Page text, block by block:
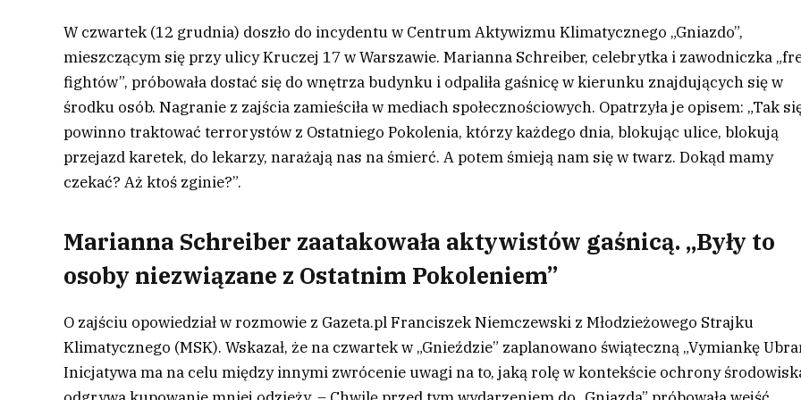
W czwartek (12 grudnia) doszło do incydentu w Centrum Aktywizmu Klimatycznego „Gniazdo”,
mieszczącym się przy ulicy Kruczej 17 w Warszawie. Marianna Schreiber, celebrytka i zawodniczka
fightów”, próbowała dostać się do wnętrza budynku i odpaliła gaśnicę w kierunku znajdujących się w
środku osób. Nagranie z zajścia zamieściła w mediach społecznościowych. Opatrzyła je opisem: „Tak
powinno traktować terrorystów z Ostatniego Pokolenia, którzy każdego dnia, blokując ulice, blokują
przejazd karetek, do lekarzy, narażają nas na śmierć. A potem śmieją nam się w twarz. Dokąd mamy
czekać? Aż ktoś zginie?”.
Marianna Schreiber zaatakowała aktywistów gaśnicą. „Były to
osoby niezwiązane z Ostatnim Pokoleniem”
O zajściu opowiedział w rozmowie z Gazeta.pl Franciszek Niemczewski z Młodzieżowego Strajku
Klimatycznego (MSK). Wskazał, że na czwartek w „Gnieździe” zaplanowano świąteczną „Vymiankę
Inicjatywa ma na celu między innymi zwrócenie uwagi na to, jaką rolę w kontekście ochrony